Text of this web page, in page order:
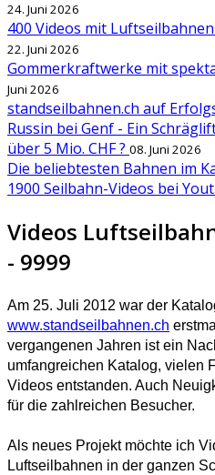
24. Juni 2026
400 Videos mit
22. Juni 2026
Gommerkraftwerke mit
Juni 2026
standseilbahnen.ch auf
Russin bei Genf - Ein
über 5 Mio. CHF ? 08. Juni 2026
Die beliebtesten Bahnen im
1900 Seilbahn-Videos bei
Videos
- 9999
Am 25. Juli 2012 war der
www.standseilbahnen.ch
vergangenen Jahren ist ein
umfangreichen Katalog, vielen
Videos entstanden. Auch
für die zahlreichen Besucher.
Als neues Projekt möchte ich
Luftseilbahnen in der ganzen